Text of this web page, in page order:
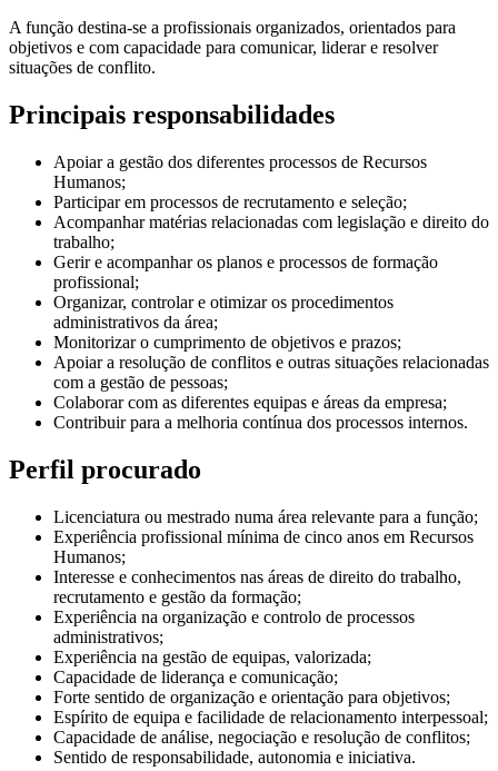
A função destina-se a profissionais organizados, orientados para
objetivos e com capacidade para comunicar, liderar e resolver
situações de conflito.
Principais responsabilidades
Apoiar a gestão dos diferentes processos de Recursos
Humanos;
Participar em processos de recrutamento e seleção;
Acompanhar matérias relacionadas com legislação e direito do
trabalho;
Gerir e acompanhar os planos e processos de formação
profissional;
Organizar, controlar e otimizar os procedimentos
administrativos da área;
Monitorizar o cumprimento de objetivos e prazos;
Apoiar a resolução de conflitos e outras situações relacionadas
com a gestão de pessoas;
Colaborar com as diferentes equipas e áreas da empresa;
Contribuir para a melhoria contínua dos processos internos.
Perfil procurado
Licenciatura ou mestrado numa área relevante para a função;
Experiência profissional mínima de cinco anos em Recursos
Humanos;
Interesse e conhecimentos nas áreas de direito do trabalho,
recrutamento e gestão da formação;
Experiência na organização e controlo de processos
administrativos;
Experiência na gestão de equipas, valorizada;
Capacidade de liderança e comunicação;
Forte sentido de organização e orientação para objetivos;
Espírito de equipa e facilidade de relacionamento interpessoal;
Capacidade de análise, negociação e resolução de conflitos;
Sentido de responsabilidade, autonomia e iniciativa.